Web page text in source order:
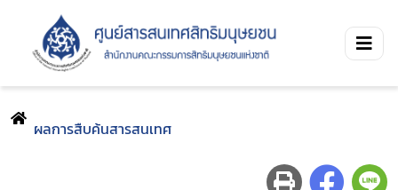
ผลการสืบค้นสารสนเทศ